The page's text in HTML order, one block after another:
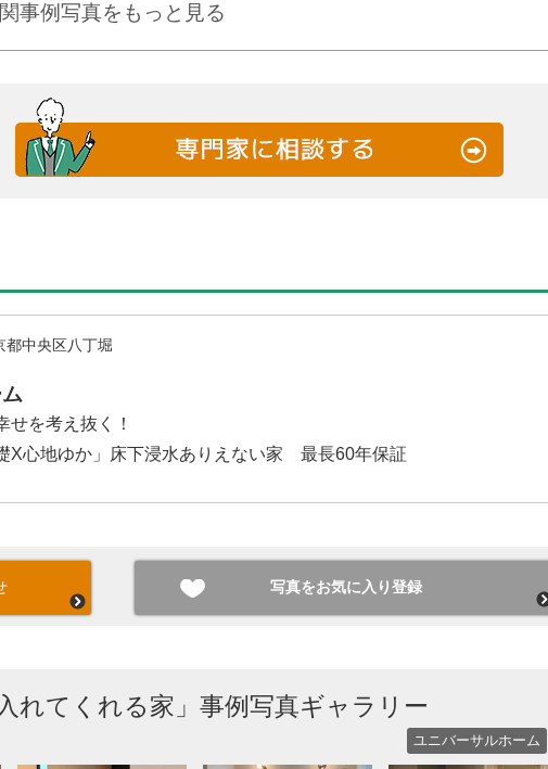
事例写真をもっと見る
都中央区八丁堀
せを考え抜く！
X心地ゆか」床下浸水ありえない家 最長60年保証
写真をお気に入り登録
れてくれる家」事例写真ギャラリー
ユニバーサルホーム